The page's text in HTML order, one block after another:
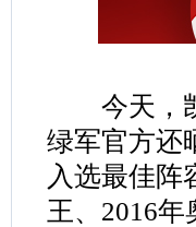
今天，凯
绿军官方还
入选最佳阵
王、2016